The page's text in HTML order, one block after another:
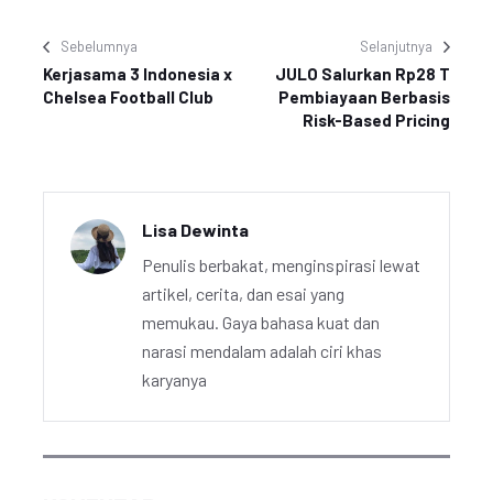
Sebelumnya
Kerjasama 3 Indonesia x
Chelsea Football Club
Selanjutnya
JULO Salurkan Rp28 T
Pembiayaan Berbasis
Risk-Based Pricing
Lisa Dewinta
Penulis berbakat, menginspirasi lewat
artikel, cerita, dan esai yang
memukau. Gaya bahasa kuat dan
narasi mendalam adalah ciri khas
karyanya